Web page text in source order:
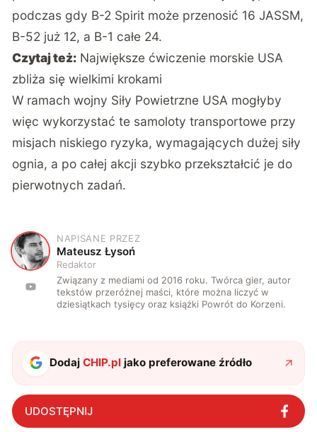
podczas gdy B-2 Spirit może przenosić 16 JASSM,
B-52 już 12, a B-1 całe 24.
Czytaj też: Największe ćwiczenie morskie USA
zbliża się wielkimi krokami
W ramach wojny Siły Powietrzne USA mogłyby
więc wykorzystać te samoloty transportowe przy
misjach niskiego ryzyka, wymagających dużej siły
ognia, a po całej akcji szybko przekształcić je do
pierwotnych zadań.
M
NAPISANE PRZEZ
Mateusz Łysoń
Redaktor
Związany z mediami od 2016 roku. Twórca gier, autor
tekstów przeróżnej maści, które można liczyć w
dziesiątkach tysięcy oraz książki Powrót do Korzeni.
DodajCHIP.pl jako preferowane źródło
UDOSTĘPNIJ